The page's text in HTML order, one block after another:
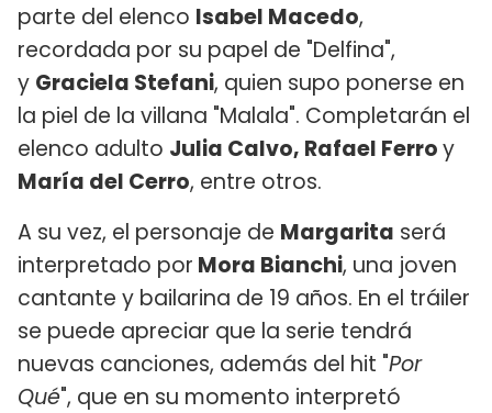
parte del elenco Isabel Macedo,
recordada por su papel de "Delfina",
y Graciela Stefani, quien supo ponerse en
la piel de la villana "Malala". Completarán el
elenco adulto Julia Calvo, Rafael Ferroy
María del Cerro, entre otros.
A su vez, el personaje de Margarita será
interpretado por Mora Bianchi, una joven
cantante y bailarina de 19 años. En el tráiler
se puede apreciar que la serie tendrá
nuevas canciones, además del hit "Por
Qué", que en su momento interpretó